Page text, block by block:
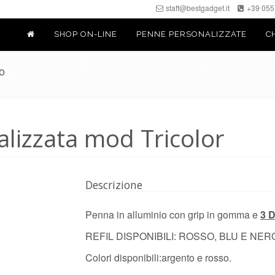
gli aiuti di Stato e gli aiuti de minimis ricevuti dalla
della L. 234/2012 a cui si rinvia e consultabili al seguente
faces/pages/TrasparenzaAiuto.jspx
staff@bestgadget.it +39
SHOP ON-LINE PENNE PERSONALIZZATE
mod Tricolor
Descrizione
Penna in alluminio con grip in gomma e3
REFIL DISPONIBILI: ROSSO, BLU E
Colori disponibili:argento e rosso.